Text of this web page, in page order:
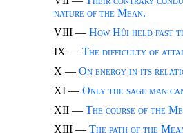
nature of the Mean.
VIII — How Hûi held fast
IX — The difficulty of
X — On energy in its
XI — Only the sage man
XII — The course of the
XIII — The path of the